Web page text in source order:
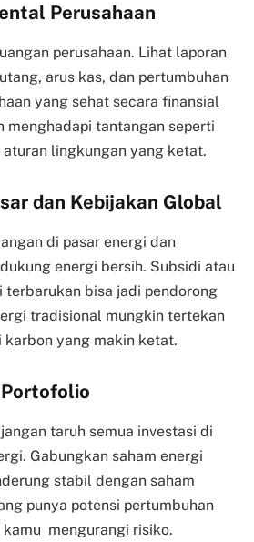
Perusahaan
perusahaan. Lihat laporan
arus kas, dan pertumbuhan
yang sehat secara finansial
menghadapi tantangan seperti
lingkungan yang ketat.
dan Kebijakan Global
di pasar energi dan
energi bersih. Subsidi atau
terbarukan bisa jadi pendorong
tradisional mungkin tertekan
karbon yang makin ketat.
taruh semua investasi di
Gabungkan saham energi
stabil dengan saham
punya potensi pertumbuhan
kamu mengurangi risiko.